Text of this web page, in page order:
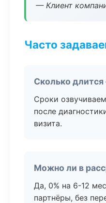
— Клиент
Часто
Сколько
Сроки
после
визита.
Можно ли в
Да, 0% на 6-12
партнёры, без